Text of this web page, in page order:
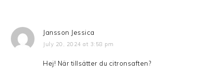
Jansson Jessica
July 20, 2024 at 3:58 pm
Hej! När tillsätter du citronsaften?